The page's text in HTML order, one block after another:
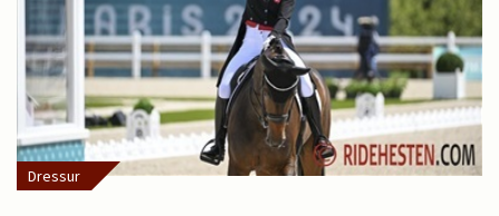
Dressur